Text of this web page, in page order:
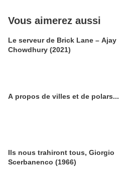
Vous aimerez aussi
Le serveur de Brick Lane – Ajay
Chowdhury (2021)
A propos de villes et de polars...
Ils nous trahiront tous, Giorgio
Scerbanenco (1966)